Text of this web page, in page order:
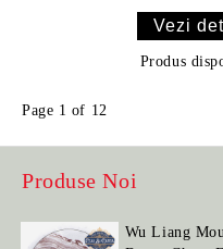
Vezi
Produs
Page 1 of 12
Produse Noi
Wu Liang